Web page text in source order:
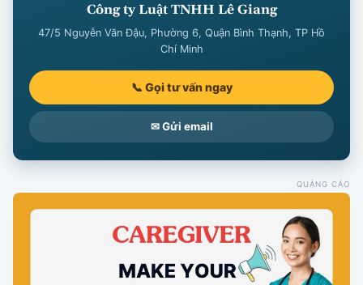
Công ty Luật TNHH Lê Giang
47/5 Nguyễn Văn Đậu, Phường 6, Quận Bình Thạnh, TP Hồ
Chí Minh
📞 Gọi tư vấn ngay
✉ Gửi email
QUẢNG CÁO